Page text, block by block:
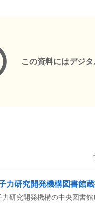
この資料にはデジタ
力研究開発機構図書館
力研究開発機構の中央図書